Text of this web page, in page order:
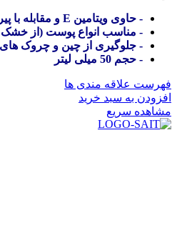
- حاوی ویتامین E و مقابله با پیرپوستی
- مناسب انواع پوست (از
- جلوگیری از چین و چروک
- حجم 50 میلی لیتر
فهرست علاقه مندی ها
افزودن به سبد خرید
مشاهده سریع